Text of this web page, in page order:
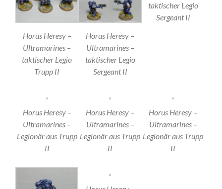
Horus Heresy –
Ultramarines –
taktischer Legio
Trupp II
Horus Heresy –
Ultramarines –
taktischer Legio
Sergeant II
taktischer Legio
Sergeant II
Horus Heresy –
Ultramarines –
Legionär aus Trupp
II
Horus Heresy –
Ultramarines –
Legionär aus Trupp
II
Horus Heresy –
Ultramarines –
Legionär aus Trupp
II